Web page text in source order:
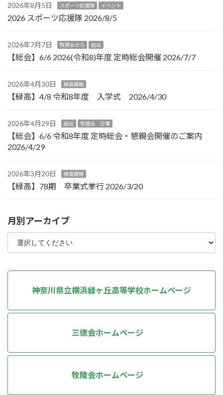
2026年8月5日 スポーツ応援隊 イベント
2026 スポーツ応援隊 2026/8/5
2026年7月7日 牧陵会から 総会
【総会】6/6 2026(令和8)年度 定時総会開催 2026/7/7
2026年4月30日 緑高情報
【緑高】4/8 令和8年度 入学式 2026/4/30
2026年4月29日 総会 牧陵会 行事
【総会】6/6 令和8年度 定時総会・懇親会開催のご案内
2026/4/29
2026年3月20日 緑高情報
【緑高】78期 卒業式挙行 2026/3/20
月別アーカイブ
神奈川県立横浜緑ヶ丘高等学校ホームページ
三徳会ホームページ
牧陵会ホームページ